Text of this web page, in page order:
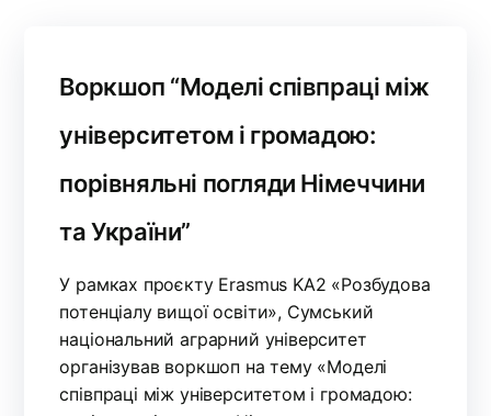
Воркшоп “Моделі співпраці між
університетом і громадою:
порівняльні погляди Німеччини
та України”
У рамках проєкту Erasmus KA2 «Розбудова
потенціалу вищої освіти», Сумський
національний аграрний університет
організував воркшоп на тему «Моделі
співпраці між університетом і громадою: